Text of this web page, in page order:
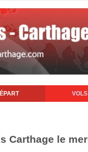
Carthage le